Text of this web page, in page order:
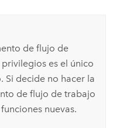
de flujo de
es el único
Si decide no hacer la
de flujo de trabajo
nuevas.